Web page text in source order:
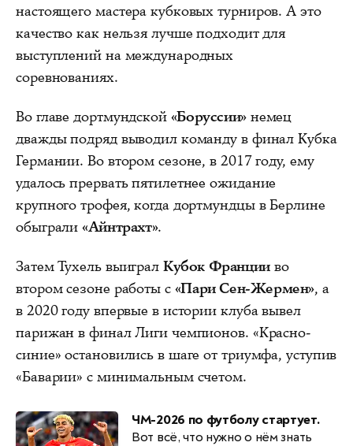
настоящего мастера кубковых турниров. А это
качество как нельзя лучше подходит для
выступлений на международных
соревнованиях.
Во главе дортмундской «Боруссии»немец
дважды подряд выводил команду в финал Кубка
Германии. Во втором сезоне, в 2017 году, ему
удалось прервать пятилетнее ожидание
крупного трофея, когда дортмундцы в Берлине
обыграли«Айнтрахт».
Затем Тухель выиграл Кубок Францииво
втором сезоне работы с «Пари Сен-Жермен», а
в 2020 году впервые в истории клуба вывел
парижан в финал Лиги чемпионов. «Красно-
синие» остановились в шаге от триумфа, уступив
«Баварии» с минимальным счетом.
ЧМ-2026 по футболу стартует.
Вот всё, что нужно о нём знать